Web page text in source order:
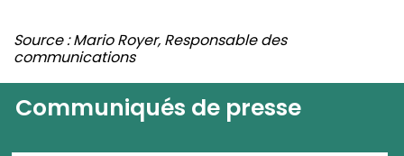
Source : Mario Royer, Responsable des
communications
Communiqués de presse